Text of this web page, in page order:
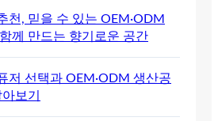
천, 믿을 수 있는 OEM·ODM
께 만드는 향기로운 공간
저 선택과 OEM·ODM 생산공
보기